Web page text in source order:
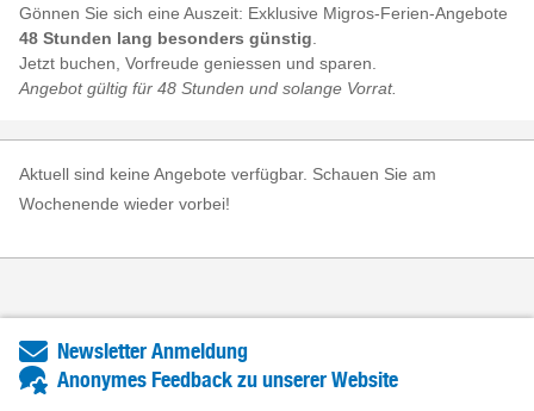
Gönnen Sie sich eine Auszeit: Exklusive Migros-Ferien-Angebote
48 Stunden lang besonders günstig
Jetzt buchen, Vorfreude geniessen und sparen.
Angebot gültig für 48 Stunden und solange Vorrat.
Aktuell sind keine Angebote verfügbar. Schauen Sie am
Wochenende wieder vorbei!
Newsletter Anmeldung
Anonymes Feedback zu unserer Website